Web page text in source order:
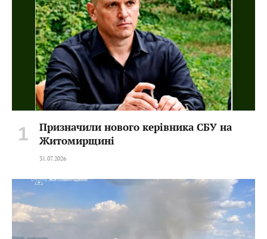
Призначили нового керівника СБУ на
Житомирщині
31.07.2026